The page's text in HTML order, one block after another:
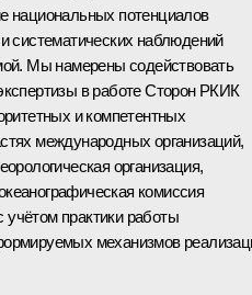
национальных потенциалов
систематических наблюдений
Мы намерены содействовать
в работе Сторон РКИК
и компетентных
международных организаций,
организация,
комиссия
практики работы
механизмов